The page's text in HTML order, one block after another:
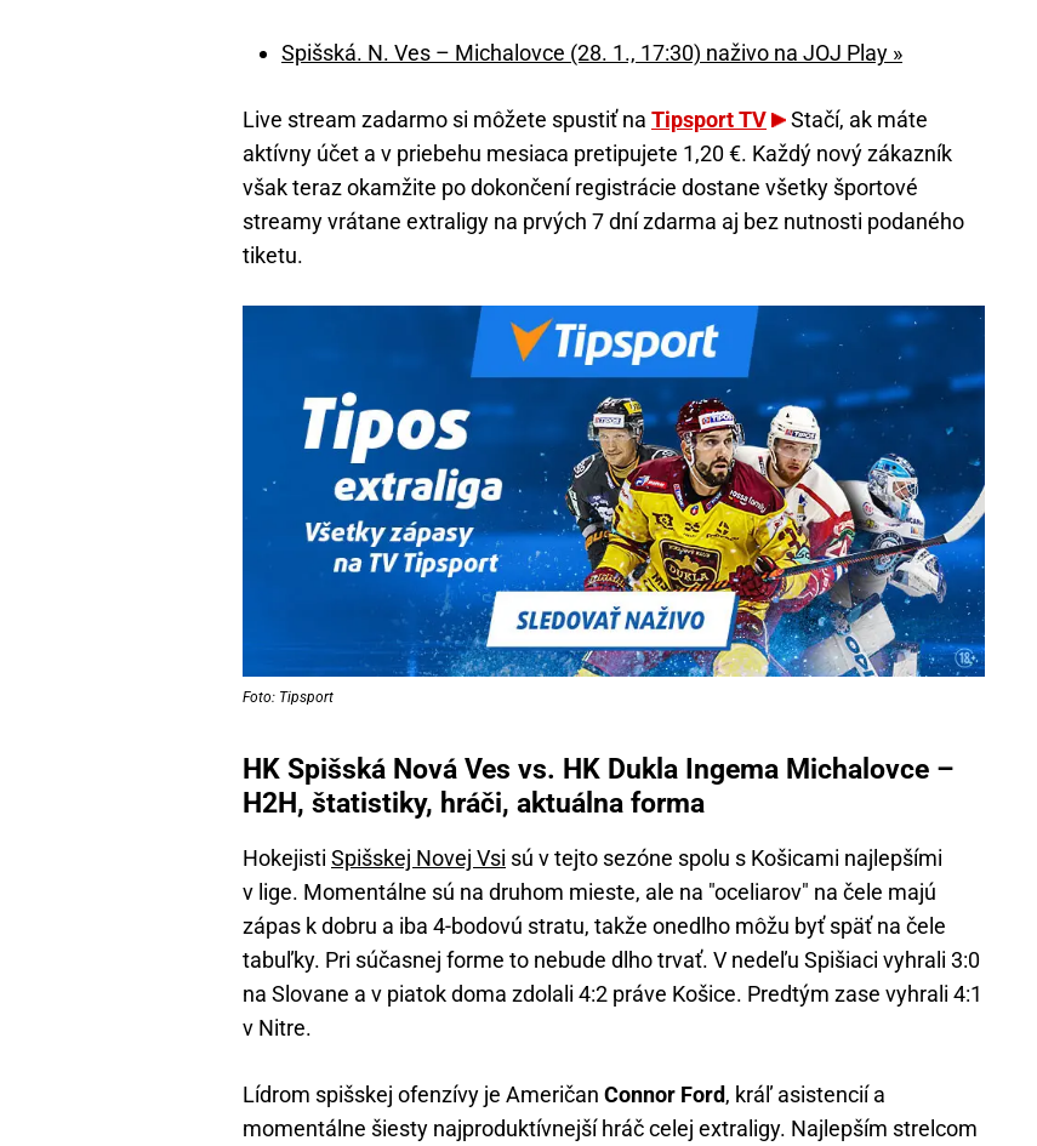
Spišská. N. Ves – Michalovce (28. 1., 17:30) naživo na JOJ Play »
Live stream zadarmo si môžete spustiť na Tipsport TV
Stačí, ak máte
aktívny účet a v priebehu mesiaca pretipujete 1,20 €. Každý nový zákazník
však teraz okamžite po dokončení registrácie dostane všetky športové
streamy vrátane extraligy na prvých 7 dní zdarma aj bez nutnosti podaného
tiketu.
Foto: Tipsport
HK Spišská Nová Ves vs. HK Dukla Ingema Michalovce –
H2H, štatistiky, hráči, aktuálna forma
Hokejisti Spišskej Novej Vsi sú v tejto sezóne spolu s Košicami najlepšími
v lige. Momentálne sú na druhom mieste, ale na "oceliarov" na čele majú
zápas k dobru a iba 4-bodovú stratu, takže onedlho môžu byť späť na čele
tabuľky. Pri súčasnej forme to nebude dlho trvať. V nedeľu Spišiaci vyhrali 3:0
na Slovane a v piatok doma zdolali 4:2 práve Košice. Predtým zase vyhrali 4:1
v Nitre.
Lídrom spišskej ofenzívy je Američan Connor Ford, kráľ asistencií a
momentálne šiesty najproduktívnejší hráč celej extraligy. Najlepším strelcom